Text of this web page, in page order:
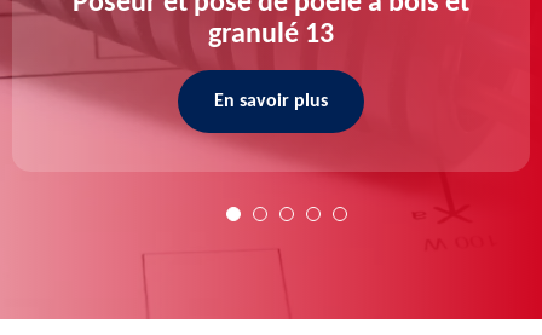
granulé 13
En savoir plus